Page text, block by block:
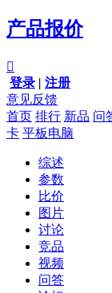
产品报价

登录 | 注册
意见反馈
首页 排行 新品 问
卡 平板电脑
综述
参数
比价
图片
讨论
竞品
视频
问答